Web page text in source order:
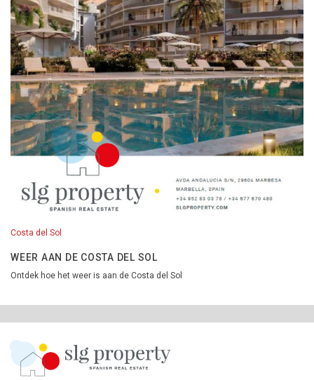
Costa del Sol
WEER AAN DE COSTA DEL SOL
Ontdek hoe het weer is aan de Costa del Sol